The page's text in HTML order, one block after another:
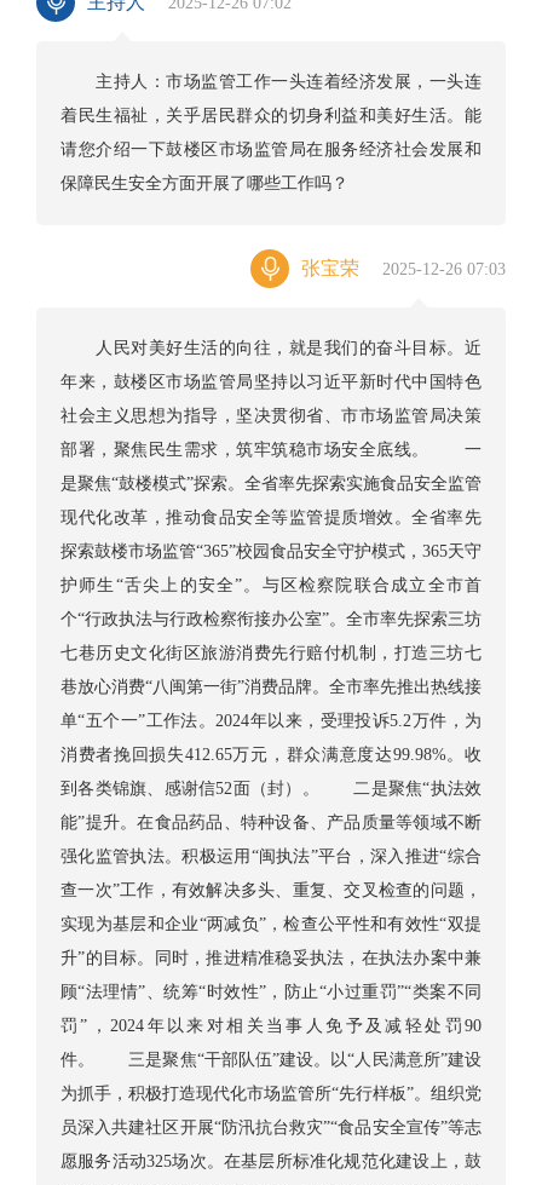
主持人：市场监管工作一头连着经济发展，一头连
着民生福祉，关乎居民群众的切身利益和美好生活。能
请您介绍一下鼓楼区市场监管局在服务经济社会发展和
保障民生安全方面开展了哪些工作吗？
张宝荣 2025-12-26 07:03
人民对美好生活的向往，就是我们的奋斗目标。近
年来，鼓楼区市场监管局坚持以习近平新时代中国特色
社会主义思想为指导，坚决贯彻省、市市场监管局决策
部署，聚焦民生需求，筑牢筑稳市场安全底线。 一
是聚焦“鼓楼模式”探索。全省率先探索实施食品安全监管
现代化改革，推动食品安全等监管提质增效。全省率先
探索鼓楼市场监管“365”校园食品安全守护模式，365天守
护师生“舌尖上的安全”。与区检察院联合成立全市首
个“行政执法与行政检察衔接办公室”。全市率先探索三坊
七巷历史文化街区旅游消费先行赔付机制，打造三坊七
巷放心消费“八闽第一街”消费品牌。全市率先推出热线接
单“五个一”工作法。2024年以来，受理投诉5.2万件，为
消费者挽回损失412.65万元，群众满意度达99.98%。收
到各类锦旗、感谢信52面（封）。 二是聚焦“执法效
能”提升。在食品药品、特种设备、产品质量等领域不断
强化监管执法。积极运用“闽执法”平台，深入推进“综合
查一次”工作，有效解决多头、重复、交叉检查的问题，
实现为基层和企业“两减负”，检查公平性和有效性“双提
升”的目标。同时，推进精准稳妥执法，在执法办案中兼
顾“法理情”、统筹“时效性”，防止“小过重罚”“类案不同
罚”，2024年以来对相关当事人免予及减轻处罚90
件。 三是聚焦“干部队伍”建设。以“人民满意所”建设
为抓手，积极打造现代化市场监管所“先行样板”。组织党
员深入共建社区开展“防汛抗台救灾”“食品安全宣传”等志
愿服务活动325场次。在基层所标准化规范化建设上，鼓